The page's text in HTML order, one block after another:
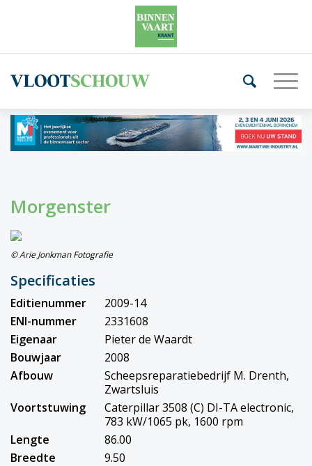
Morgenster
© Arie Jonkman Fotografie
Specificaties
Editienummer
2009-14
ENI-nummer
2331608
Eigenaar
Pieter de Waardt
Bouwjaar
2008
Afbouw
Scheepsreparatiebedrijf M. Drenth,
Zwartsluis
Voortstuwing
Caterpillar 3508 (C) DI-TA electronic,
783 kW/1065 pk, 1600 rpm
Lengte
86.00
Breedte
9.50